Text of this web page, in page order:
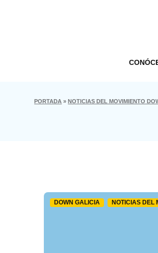
PORTADA » NOTICIAS DEL MOVIMIENTO
DOWN GALICIA NOTICIAS DEL